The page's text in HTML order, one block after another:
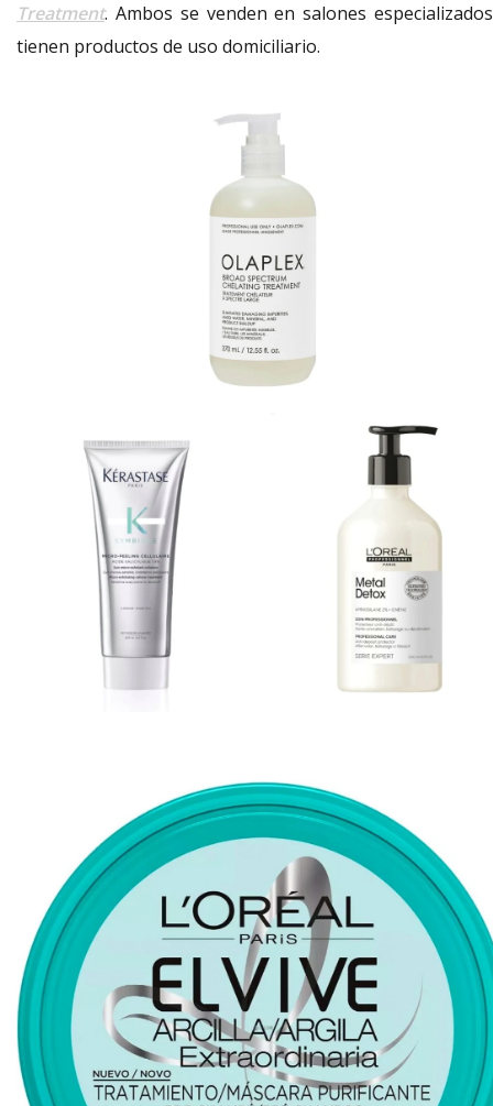
Treatment. Ambos se venden en salones
tienen productos de uso domiciliario.